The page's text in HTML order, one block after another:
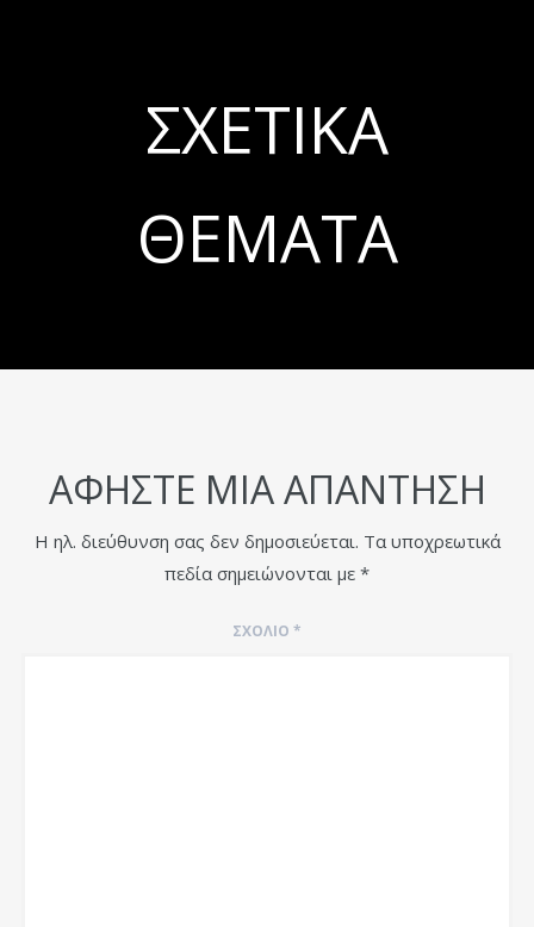
ΣΧΕΤΙΚΆ
ΘΈΜΑΤΑ
ΑΦΉΣΤΕ ΜΙΑ ΑΠΆΝΤΗΣΗ
Η ηλ. διεύθυνση σας δεν δημοσιεύεται. Τα υποχρεωτικά
πεδία σημειώνονται με *
ΣΧΌΛΙΟ *